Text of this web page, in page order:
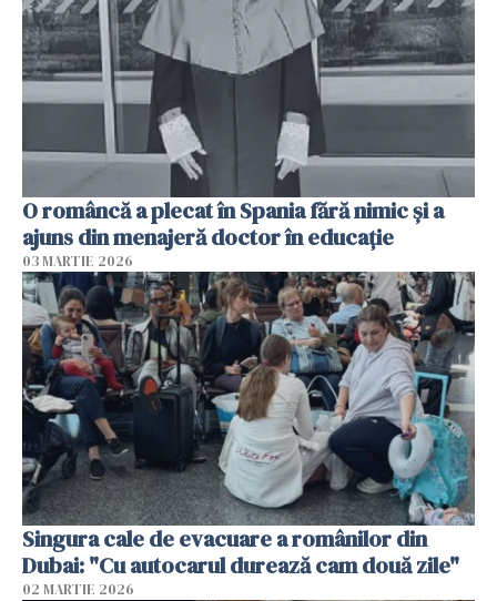
O româncă a plecat în Spania fără nimic și a
ajuns din menajeră doctor în educație
03 MARTIE 2026
Singura cale de evacuare a românilor din
Dubai: "Cu autocarul durează cam două zile"
02 MARTIE 2026